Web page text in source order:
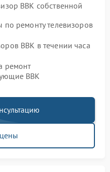
BBK собственной
по ремонту телевизоров
BBK в течении часа
ремонт
BBK